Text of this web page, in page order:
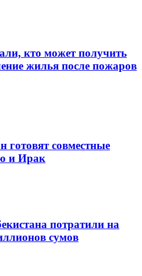
кто может получить
жилья после пожаров
готовят совместные
и Ирак
потратили на
сумов